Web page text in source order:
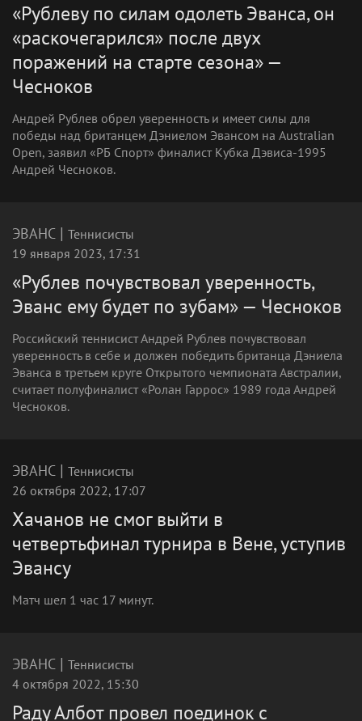
«Рублеву по силам одолеть Эванса, он
«раскочегарился» после двух
поражений на старте сезона» —
Чесноков
Андрей Рублев обрел уверенность и имеет силы для
победы над британцем Дэниелом Эвансом на Australian
Open, заявил «РБ Спорт» финалист Кубка Дэвиса‑1995
Андрей Чесноков.
ЭВАНС | Теннисисты
19 января 2023, 17:31
«Рублев почувствовал уверенность,
Эванс ему будет по зубам» — Чесноков
Российский теннисист Андрей Рублев почувствовал
уверенность в себе и должен победить британца Дэниела
Эванса в третьем круге Открытого чемпионата Австралии,
считает полуфиналист «Ролан Гаррос» 1989 года Андрей
Чесноков.
ЭВАНС | Теннисисты
26 октября 2022, 17:07
Хачанов не смог выйти в
четвертьфинал турнира в Вене, уступив
Эвансу
Матч шел 1 час 17 минут.
ЭВАНС | Теннисисты
4 октября 2022, 15:30
Раду Албот провел поединок с